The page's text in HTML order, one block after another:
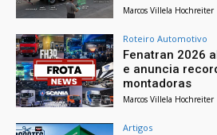
Marcos Villela Hochreiter
Roteiro Automotivo
Fenatran 2026
e anuncia
montadoras
Marcos Villela Hochreiter
Artigos